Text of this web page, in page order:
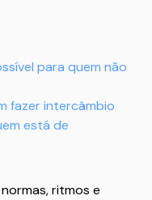
para quem não
fazer intercâmbio
está de
ritmos e